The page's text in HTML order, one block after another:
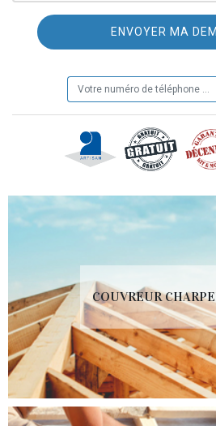
COUVREUR